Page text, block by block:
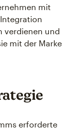
mit
verdienen und
mit der Marke
erforderte